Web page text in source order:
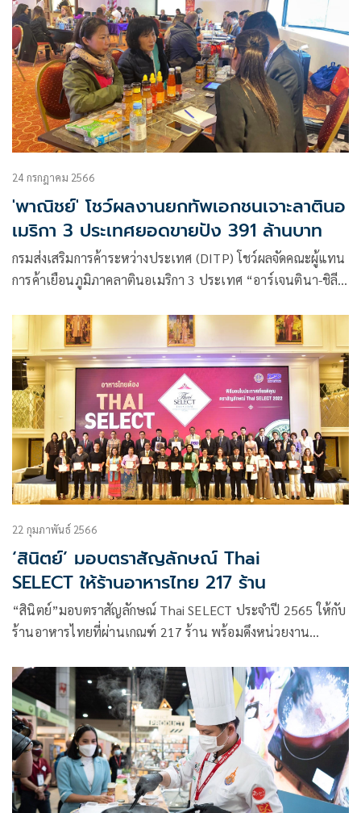
ห้างดัง Costco
24 กรกฎาคม 2566
'พาณิชย์' โชว์ผลงานยกทัพเอกชนเจาะลาตินอ
เมริกา 3 ประเทศยอดขายปัง 391 ล้านบาท
กรมส่งเสริมการค้าระหว่างประเทศ (DITP) โชว์ผลจัดคณะผู้แทน
การค้าเยือนภูมิภาคลาตินอเมริกา 3 ประเทศ “อาร์เจนตินา-ชิลี-
Thai.SELECT ให้ร้านอาหารไทยรายใหม่ที่ผ่านเงื่อนไขอีก 6
ร้าน เผยยังได้นัดหารือกับผู้ซื้อ ผู้นำเข้า สมาคมการค้า เปิดทาง
ร่วมมือค้าขายและเพิ่มโอกาสในการสั่งซื้อสินค้าไทย
22 กุมภาพันธ์ 2566
‘สินิตย์’ มอบตราสัญลักษณ์ Thai
SELECT ให้ร้านอาหารไทย 217 ร้าน
“สินิตย์”มอบตราสัญลักษณ์ Thai SELECT ประจำปี 2565 ให้กับ
ร้านอาหารไทยที่ผ่านเกณฑ์ 217 ร้าน พร้อมดึงหน่วยงาน
ร่วมจัดแคมเปญ “ชวน ฟิน กิน Thai SELECT” แจกส่วนลดอื้อ
“ทศพล” เผยจะตรวจคุณภาพร้านอาหารต่อเนื่อง ไม่ผ่านเกณฑ์
ปลดออก พร้อมเดินหน้ารับสมัครรายใหม่เพิ่ม ปิ้งไอเดียให้
ตรา Thai SELECT ร้านสตรีท ฟู้ด หลังผู้ประกอบการร้องขอ